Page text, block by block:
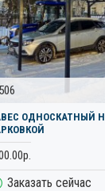
ОДНОСКАТНЫЙ
Заказать сейчас